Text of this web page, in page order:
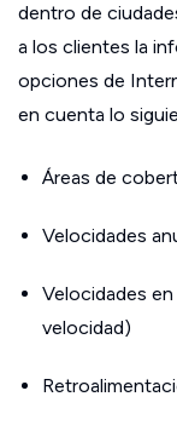
dentro de
a los clientes la
opciones de
en cuenta lo
Áreas de
Velocidades
Velocidades
velocidad)